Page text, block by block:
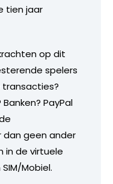
tien jaar
op dit
spelers
PayPal
geen ander
in de virtuele
Mobiel.